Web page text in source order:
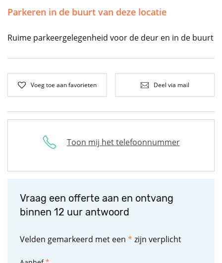
Parkeren in de buurt van deze locatie
Ruime parkeergelegenheid voor de deur en in de buurt
Voeg toe aan favorieten Deel via mail
Toon mij het telefoonnummer
Vraag een offerte aan en ontvang
binnen 12 uur antwoord
Velden gemarkeerd met een * zijn verplicht